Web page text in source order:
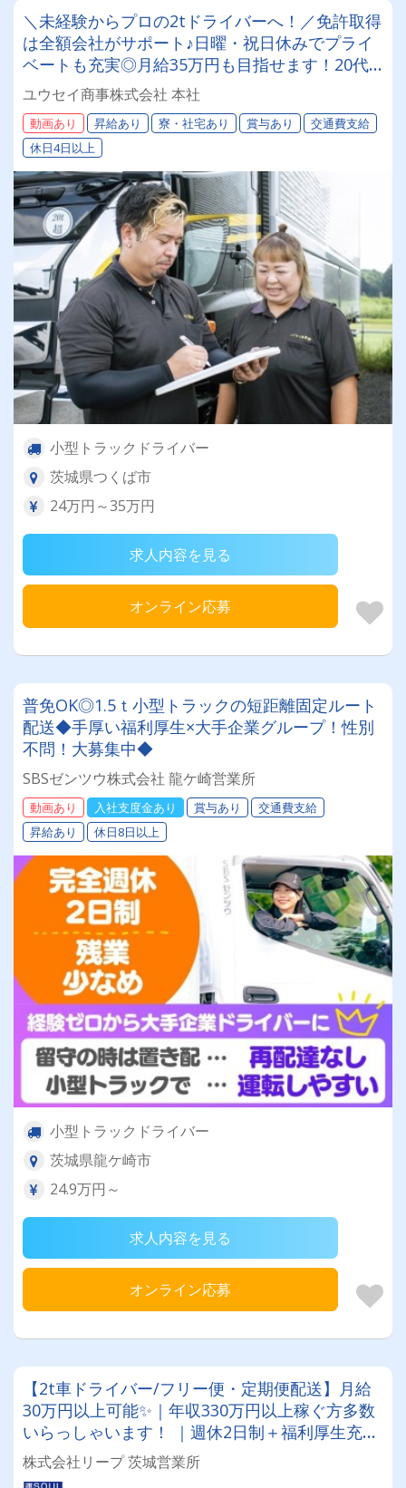
＼未経験からプロの2tドライバーへ！／免許取得
は全額会社がサポート♪日曜・祝日休みでプライ
ベートも充実◎月給35万円も目指せます！20代
が中心のアットホームな職場で、女性ドライバー
もイキイキ活躍中！
ユウセイ商事株式会社 本社
動画あり 昇給あり 寮・社宅あり 賞与あり
交通費支給
休日4日以上
小型トラックドライバー
茨城県つくば市
24万円～35万円
求人内容を見る
オンライン応募
普免OK◎1.5ｔ小型トラックの短距離固定ルート
配送◆手厚い福利厚生×大手企業グループ！性別
不問！大募集中◆
SBSゼンツウ株式会社 龍ケ崎営業所
動画あり 入社支度金あり 賞与あり
交通費支給
昇給あり
休日8日以上
小型トラックドライバー
茨城県龍ケ崎市
24.9万円～
求人内容を見る
オンライン応募
【2t車ドライバー/フリー便・定期便配送】月給
30万円以上可能✨｜年収330万円以上稼ぐ方多数
いらっしゃいます！ ｜週休2日制＋福利厚生充実
で働きやすさ抜群！｜ 資格取得は全額会社負
担！キャリアアップを全力サポートします★
株式会社リープ 茨城営業所